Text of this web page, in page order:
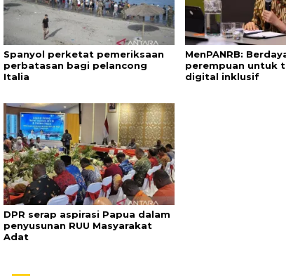
Spanyol perketat pemeriksaan
perbatasan bagi pelancong
Italia
MenPANRB:
perempuan untuk
digital inklusif
DPR serap aspirasi Papua dalam
penyusunan RUU Masyarakat
Adat